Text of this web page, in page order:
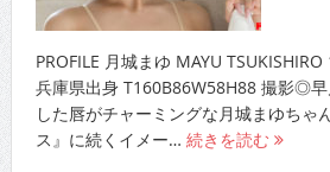
PROFILE 月城まゆ MAYU TSUKISHIRO
兵庫県出身 T160B86W58H88 撮影◎
した唇がチャーミングな月城まゆちゃ
ス』に続くイメー…続きを読む